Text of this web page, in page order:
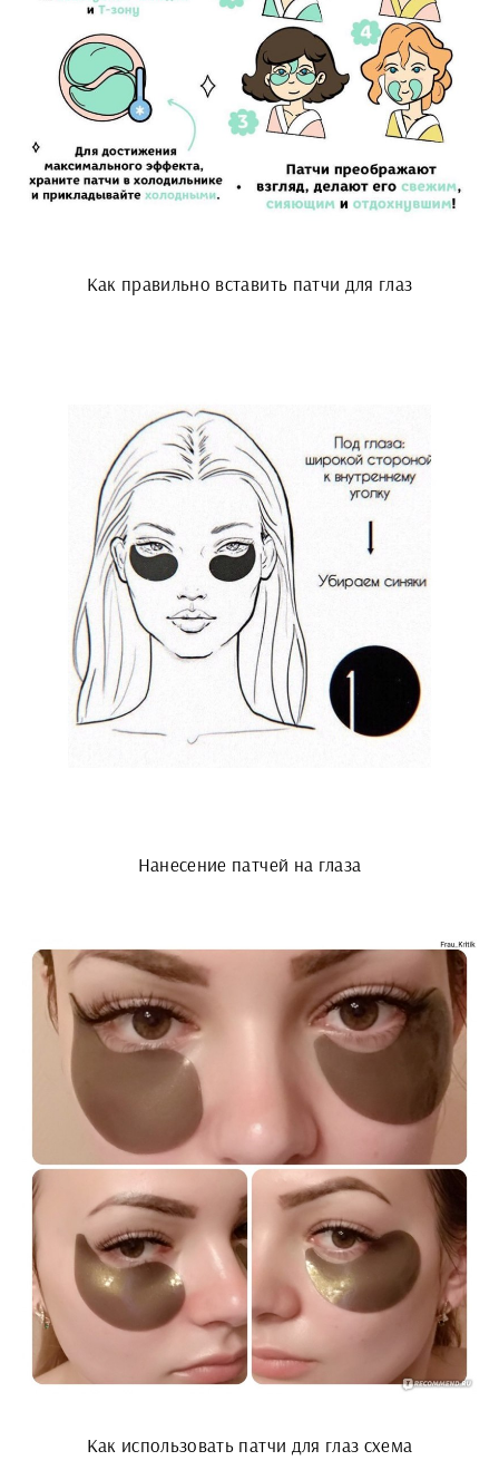
Как правильно вставить патчи для глаз
Нанесение патчей на глаза
Как использовать патчи для глаз схема